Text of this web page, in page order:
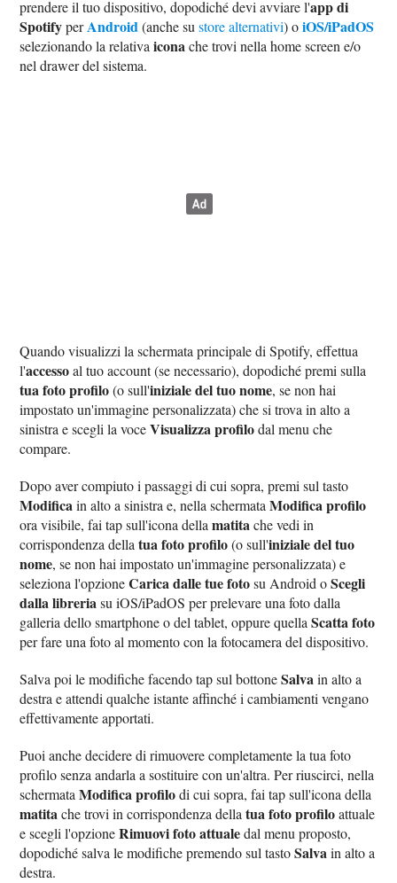
prendere il tuo dispositivo, dopodiché devi avviare l'app di
SpotifyperAndroid(anche sustore alternativi) oiOS/iPadOS
selezionando la relativaiconache trovi nella home screen e/o
nel drawer del sistema.
Quando visualizzi la schermata principale di Spotify, effettua
l'accessoal tuo account (se necessario), dopodiché premi sulla
tua foto profilo(o sull'iniziale del tuo nome, se non hai
impostato un'immagine personalizzata) che si trova in alto a
sinistra e scegli la voceVisualizza profilodal menu che
compare.
Dopo aver compiuto i passaggi di cui sopra, premi sul tasto
Modificain alto a sinistra e, nella schermataModifica profilo
ora visibile, fai tap sull'icona dellamatitache vedi in
corrispondenza dellatua foto profilo(o sull'iniziale del tuo
nome, se non hai impostato un'immagine personalizzata) e
seleziona l'opzioneCarica dalle tue fotosu Android oScegli
dalla libreriasu iOS/iPadOS per prelevare una foto dalla
galleria dello smartphone o del tablet, oppure quellaScatta foto
per fare una foto al momento con la fotocamera del dispositivo.
Salva poi le modifiche facendo tap sul bottoneSalvain alto a
destra e attendi qualche istante affinché i cambiamenti vengano
effettivamente apportati.
Puoi anche decidere di rimuovere completamente la tua foto
profilo senza andarla a sostituire con un'altra. Per riuscirci, nella
schermataModifica profilodi cui sopra, fai tap sull'icona della
matitache trovi in corrispondenza dellatua foto profiloattuale
e scegli l'opzioneRimuovi foto attualedal menu proposto,
dopodiché salva le modifiche premendo sul tastoSalvain alto a
destra.